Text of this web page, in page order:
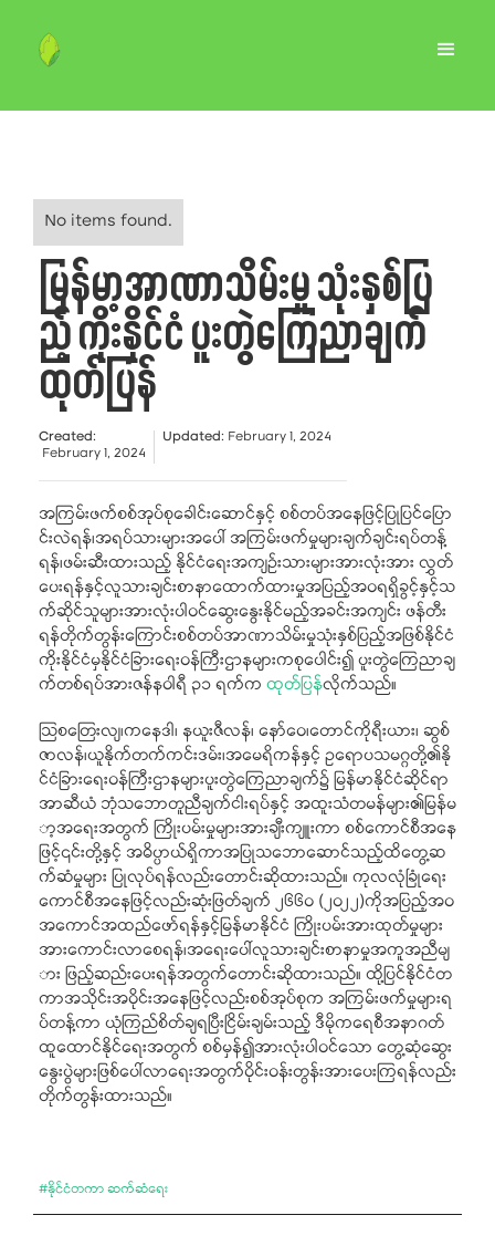
No items found.
မြန်မာ့အာဏာသိမ်းမှု သုံးနှစ်ပြ
ည့် ကိုးနိုင်ငံ ပူးတွဲကြေညာချက်
ထုတ်ပြန်
Created:
February 1, 2024
Updated: February 1, 2024
အကြမ်းဖက်စစ်အုပ်စုခေါင်းဆောင်နှင့် စစ်တပ်အနေဖြင့်ပြုပြင်ပြော
င်းလဲရန်၊အရပ်သားများအပေါ် အကြမ်းဖက်မှုများချက်ချင်းရပ်တန့်
ရန်၊ဖမ်းဆီးထားသည့် နိုင်ငံရေးအကျဉ်းသားများအားလုံးအား လွှတ်
ပေးရန်နှင့်လူသားချင်းစာနာထောက်ထားမှုအပြည့်အဝရရှိခွင့်နှင့်သ
က်ဆိုင်သူများအားလုံးပါဝင်ဆွေးနွေးနိုင်မည့်အခင်းအကျင်း ဖန်တီး
ရန်တိုက်တွန်းကြောင်းစစ်တပ်အာဏာသိမ်းမှုသုံးနှစ်ပြည့်အဖြစ်နိုင်ငံ
ကိုးနိုင်ငံမှနိုင်ငံခြားရေးဝန်ကြီးဌာနများကစုပေါင်း၍ ပူးတွဲကြေညာချ
က်တစ်ရပ်အားဇန်နဝါရီ ၃၁ ရက်က ထုတ်ပြန်လိုက်သည်။
သြစတြေးလျ၊ကနေဒါ၊ နယူးဇီလန်၊ နော်ဝေ၊တောင်ကိုရီးယား၊ ဆွစ်
ဇာလန်၊ယူနိုက်တက်ကင်းဒမ်း၊အမေရိကန်နှင့် ဥရောပသမဂ္ဂတို့၏နို
င်ငံခြားရေးဝန်ကြီးဌာနများပူးတွဲကြေညာချက်၌ မြန်မာနိုင်ငံဆိုင်ရာ
အာဆီယံ ဘုံသဘောတူညီချက်ငါးရပ်နှင့် အထူးသံတမန်များ၏မြန်မ
ာ့အရေးအတွက် ကြိုးပမ်းမှုများအားချီးကျူးကာ စစ်ကောင်စီအနေ
ဖြင့်၎င်းတို့နှင့် အဓိပ္ပာယ်ရှိကာအပြုသဘောဆောင်သည့်ထိတွေ့ဆ
က်ဆံမှုများ ပြုလုပ်ရန်လည်းတောင်းဆိုထားသည်။ ကုလလုံခြုံရေး
ကောင်စီအနေဖြင့်လည်းဆုံးဖြတ်ချက် ၂၆၆၀ (၂၀၂၂)ကိုအပြည့်အဝ
အကောင်အထည်ဖော်ရန်နှင့်မြန်မာနိုင်ငံ ကြိုးပမ်းအားထုတ်မှုများ
အားကောင်းလာစေရန်၊အရေးပေါ်လူသားချင်းစာနာမှုအကူအညီမျ
ား ဖြည့်ဆည်းပေးရန်အတွက်တောင်းဆိုထားသည်။ ထို့ပြင်နိုင်ငံတ
ကာအသိုင်းအဝိုင်းအနေဖြင့်လည်းစစ်အုပ်စုက အကြမ်းဖက်မှုများရ
ပ်တန့်ကာ ယုံကြည်စိတ်ချရပြီးငြိမ်းချမ်းသည့် ဒီမိုကရေစီအနာဂတ်
ထူထောင်နိုင်ရေးအတွက် စစ်မှန်၍အားလုံးပါဝင်သော တွေ့ဆုံဆွေး
နွေးပွဲများဖြစ်ပေါ်လာရေးအတွက်ဝိုင်းဝန်းတွန်းအားပေးကြရန်လည်း
တိုက်တွန်းထားသည်။
#နိုင်ငံတကာ ဆက်ဆံရေး